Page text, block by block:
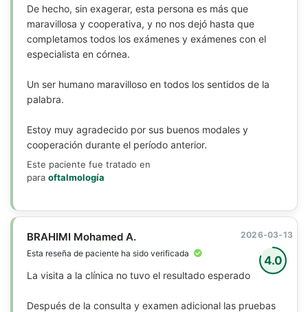
De hecho, sin exagerar, esta persona es más que
maravillosa y cooperativa, y no nos dejó hasta que
completamos todos los exámenes y exámenes con el
especialista en córnea.
Un ser humano maravilloso en todos los sentidos de la
palabra.
Estoy muy agradecido por sus buenos modales y
cooperación durante el período anterior.
Este paciente fue tratado en
para oftalmología
4.0
BRAHIMI Mohamed A.
Esta reseña de paciente ha sido verificada
2026-03-13
La visita a la clínica no tuvo el resultado esperado
Después de la consulta y examen adicional las pruebas